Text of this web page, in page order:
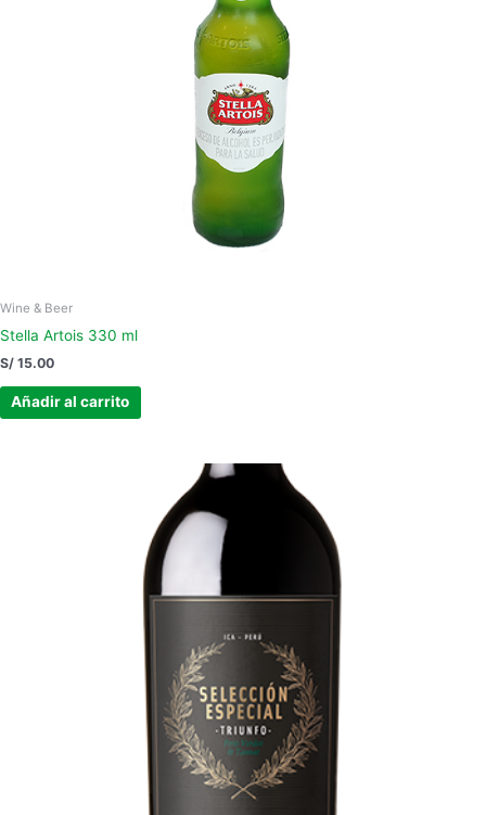
Wine & Beer
Stella Artois 330 ml
S/ 15.00
Añadir al carrito